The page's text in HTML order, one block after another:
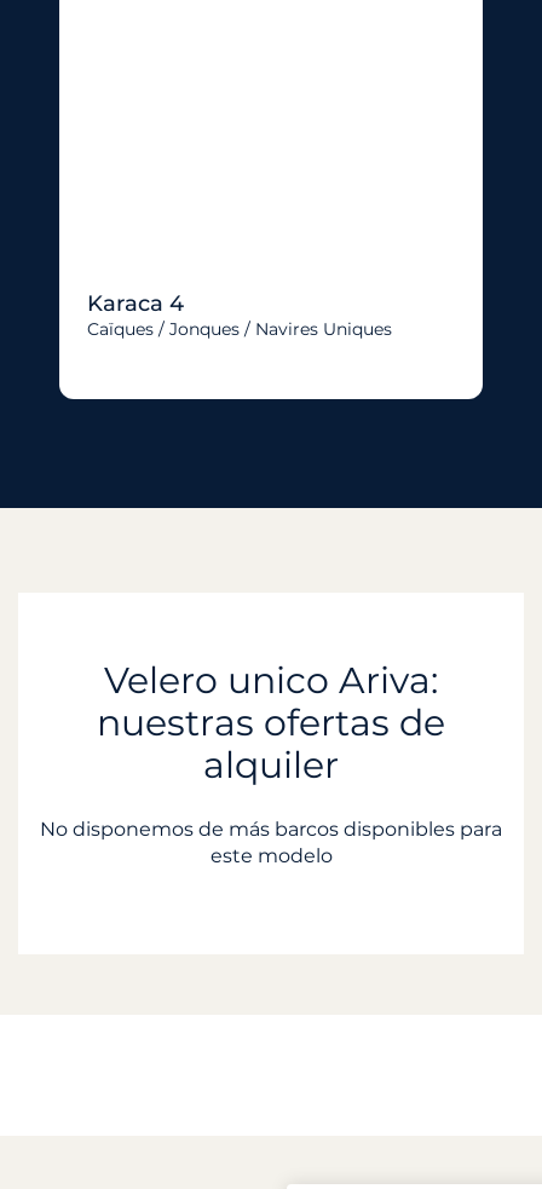
Karaca 4
Caïques / Jonques / Navires Uniques
Velero unico Ariva:
nuestras ofertas de
alquiler
No disponemos de más barcos disponibles para
este modelo